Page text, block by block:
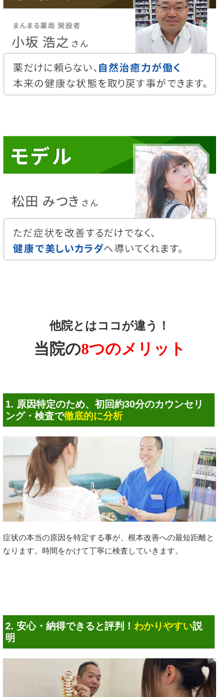
他院とはココが違う！
当院の8つのメリット
1. 原因特定のため、初回約30分のカウンセリ
ング・検査で徹底的に分析
症状の本当の原因を特定する事が、根本改善への最短距離と
なります。時間をかけて丁寧に検査していきます。
2. 安心・納得できると評判！ わかりやすい説
明